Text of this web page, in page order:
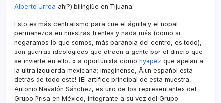
Alberto Urrea ahí­?) bilingíüe en Tijuana.
Esto es más centralismo para que el águila y el nopal
permanezca en nuestras frentes y nada más (como si
negaramos lo que somos, más paranoia del centro, es todo),
son guerras ideológicas que atraen a gente por el dinero que
se invierte en ello, o a oportunista como hyepez que apelan a
la ultra izquierda mexicana; imagí­nense, Â¡un español esta
detrás de todo esto! [El artí­fice principal de esta muestra,
Antonio Navalón Sánchez, es uno de los representantes del
Grupo Prisa en México, integrante a su vez del Grupo